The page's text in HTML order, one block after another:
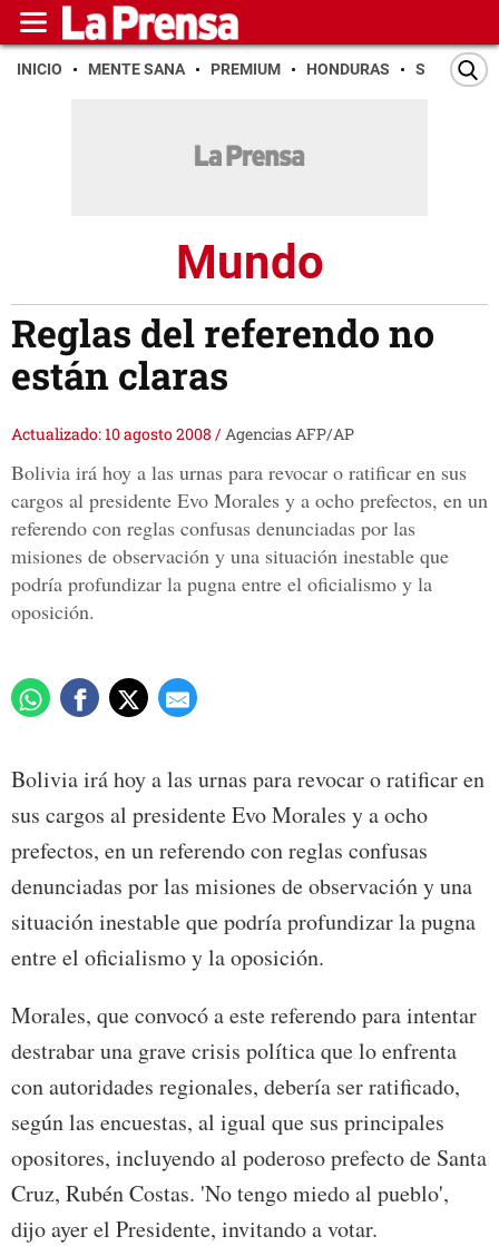
INICIO MENTE SANA PREMIUM HONDURAS SAN PEDRO
Mundo
Reglas del referendo no
están claras
Actualizado: 10 agosto 2008 /Agencias AFP/AP
Bolivia irá hoy a las urnas para revocar o ratificar en sus
cargos al presidente Evo Morales y a ocho prefectos, en un
referendo con reglas confusas denunciadas por las
misiones de observación y una situación inestable que
podría profundizar la pugna entre el oficialismo y la
oposición.
Bolivia irá hoy a las urnas para revocar o ratificar en
sus cargos al presidente Evo Morales y a ocho
prefectos, en un referendo con reglas confusas
denunciadas por las misiones de observación y una
situación inestable que podría profundizar la pugna
entre el oficialismo y la oposición.
Morales, que convocó a este referendo para intentar
destrabar una grave crisis política que lo enfrenta
con autoridades regionales, debería ser ratificado,
según las encuestas, al igual que sus principales
opositores, incluyendo al poderoso prefecto de Santa
Cruz, Rubén Costas. 'No tengo miedo al pueblo',
dijo ayer el Presidente, invitando a votar.